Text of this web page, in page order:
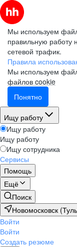
Мы используем
правильную работу
сетевой трафик.
Правила
Мы используем
файлов cookie
Понятно
Ищу работу
Ищу работу
Ищу работу
Ищу сотрудника
Сервисы
Помощь
Ещё
Поиск
Новомосковск
Войти
Войти
Создать резюме